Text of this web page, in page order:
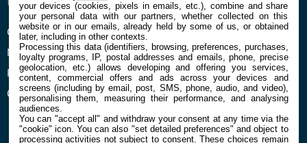
Confidentialité et Cookies
Mentions légales et CGU
Préférences Cookies
Qui sommes nous
Contact
your devices (cookies, pixels in emails, etc.), combine and share
your personal data with our partners, whether collected on this
website or in our emails, already held by some of us, or obtained
later, including in other contexts.
Processing this data (identifiers, browsing, preferences, purchases,
loyalty programs, IP, postal addresses and emails, phone, precise
geolocation, etc.) allows developing and offering you services,
content, commercial offers and ads across your devices and
screens (including by email, post, SMS, phone, audio, and video),
personalising them, measuring their performance, and analysing
audiences.
You can "accept all" and withdraw your consent at any time via the
"cookie" icon. You can also "set detailed preferences" and object to
processing activities not subject to consent. These choices remain